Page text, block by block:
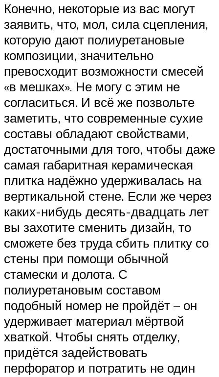
Конечно, некоторые из вас могут
заявить, что, мол, сила сцепления,
которую дают полиуретановые
композиции, значительно
превосходит возможности смесей
«в мешках». Не могу с этим не
согласиться. И всё же позвольте
заметить, что современные сухие
составы обладают свойствами,
достаточными для того, чтобы даже
самая габаритная керамическая
плитка надёжно удерживалась на
вертикальной стене. Если же через
каких-нибудь десять-двадцать лет
вы захотите сменить дизайн, то
сможете без труда сбить плитку со
стены при помощи обычной
стамески и долота. С
полиуретановым составом
подобный номер не пройдёт – он
удерживает материал мёртвой
хваткой. Чтобы снять отделку,
придётся задействовать
перфоратор и потратить не один